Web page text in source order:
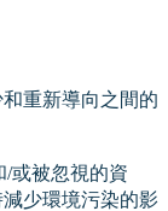
重新導向之間的
/或被忽視的資
少環境污染的影